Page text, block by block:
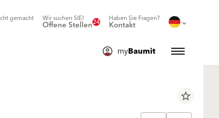
gemacht Wir suchen SIE!
Offene Stellen24 Haben Sie Fragen?
Kontakt
myBaumit
star_border